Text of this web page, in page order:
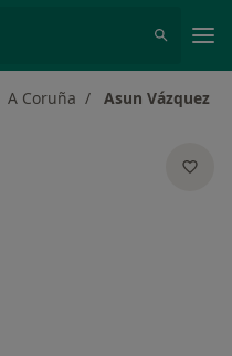
A Coruña Asun Vázquez